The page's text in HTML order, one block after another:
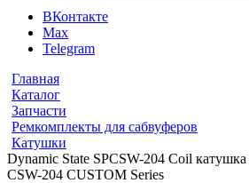
ВКонтакте
Max
Telegram
Главная
Каталог
Запчасти
Ремкомплекты для сабвуферов
Катушки
Dynamic State SPCSW-204 Coil
CSW-204 CUSTOM Series